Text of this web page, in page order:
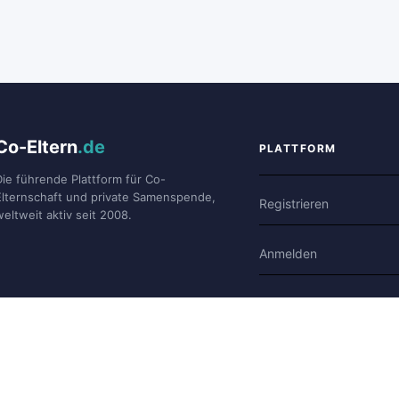
Eltern.de
führende Plattform für Co-
und private Samenspende,
aktiv seit 2008.
PLATTFORM
Registrieren
Anmelden